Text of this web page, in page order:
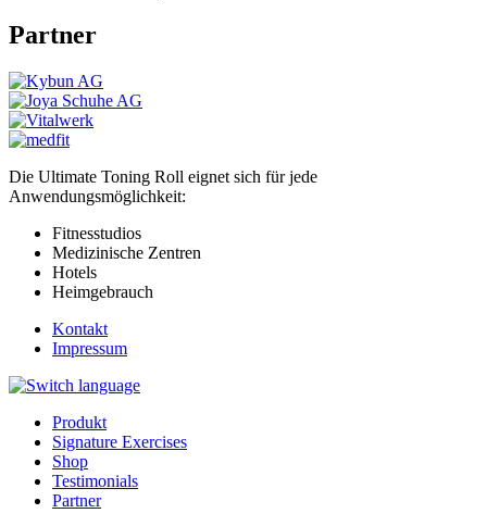
Partner
Die Ultimate Toning Roll eignet sich für jede
Anwendungsmöglichkeit:
Fitnesstudios
Medizinische Zentren
Hotels
Heimgebrauch
Kontakt
Impressum
Produkt
Signature Exercises
Shop
Testimonials
Partner